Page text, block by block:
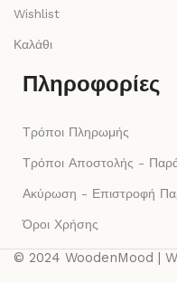
Wishlist
Καλάθι
Πληροφορίες
Τρόποι Πληρωμής
Τρόποι Αποστολής -
Ακύρωση - Επιστροφή
Όροι Χρήσης
© 2024 WoodenMood |